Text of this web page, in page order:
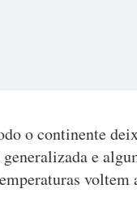
o continente
e